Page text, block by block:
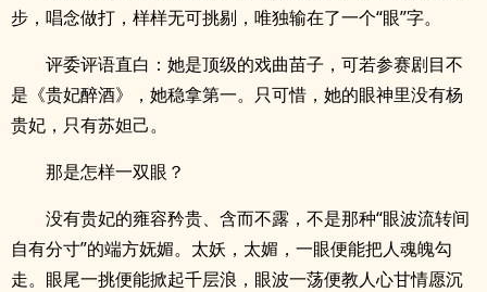
步，唱念做打，样样无可挑剔，唯独输在了一个“眼”字。
评委评语直白：她是顶级的戏曲苗子，可若参赛剧目不
是《贵妃醉酒》，她稳拿第一。只可惜，她的眼神里没有杨
贵妃，只有苏妲己。
那是怎样一双眼？
没有贵妃的雍容矜贵、含而不露，不是那种“眼波流转间
自有分寸”的端方妩媚。太妖，太媚，一眼便能把人魂魄勾
走。眼尾一挑便能掀起千层浪，眼波一荡便教人心甘情愿沉